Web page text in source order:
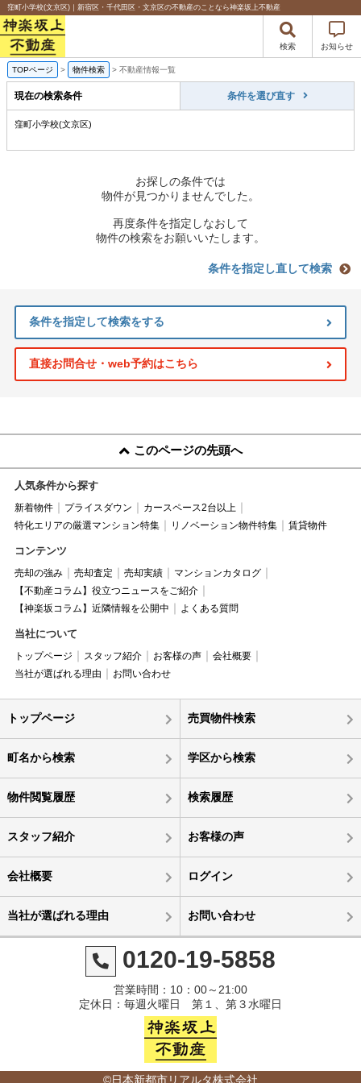
窪町小学校(文京区)｜新宿区・千代田区・文京区の不動産のことなら神楽坂上不動産
検索 お知らせ
TOPページ > 物件検索 > 不動産情報一覧
現在の検索条件 条件を選び直す
窪町小学校(文京区)
お探しの条件では
物件が見つかりませんでした。
再度条件を指定しなおして
物件の検索をお願いいたします。
条件を指定し直して検索
条件を指定して検索をする
直接お問合せ・web予約はこちら
このページの先頭へ
人気条件から探す
新着物件 プライスダウン
カースペース2台以上
特化エリアの厳選マンション特集
リノベーション物件特集 賃貸物件
コンテンツ
売却の強み 売却査定 売却実績
マンションカタログ
【不動産コラム】役立つニュースをご紹介
【神楽坂コラム】近隣情報を公開中
よくある質問
当社について
トップページ スタッフ紹介 お客様の声
会社概要
当社が選ばれる理由
お問い合わせ
トップページ 売買物件検索
町名から検索 学区から検索
物件閲覧履歴 検索履歴
スタッフ紹介 お客様の声
会社概要 ログイン
当社が選ばれる理由 お問い合わせ
0120-19-5858
営業時間：10：00～21:00
定休日：毎週火曜日 第１、第３水曜日
©日本新都市リアルタ株式会社